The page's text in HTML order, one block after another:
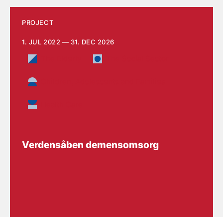
PROJECT
1. JUL 2022 — 31. DEC 2026
Verdensåben demensomsorg